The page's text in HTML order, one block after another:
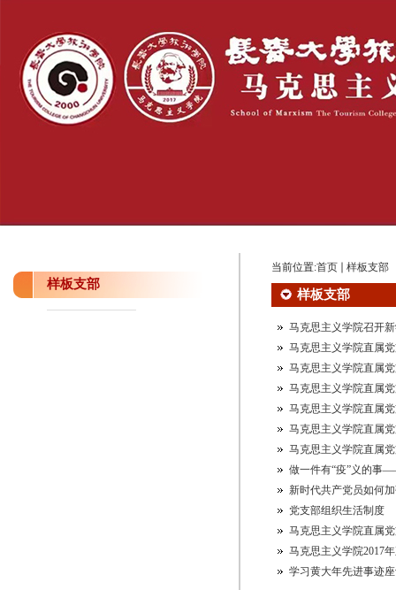
样板支部
当前位置:首页 样板支部
样板支部
马克思主义学院召开
马克思主义学院直属
马克思主义学院直属
马克思主义学院直属
马克思主义学院直属
马克思主义学院直属
马克思主义学院直属
做一件有“疫”义的事
新时代共产党员如何
党支部组织生活制度
马克思主义学院直属
马克思主义学院2017
学习黄大年先进事迹